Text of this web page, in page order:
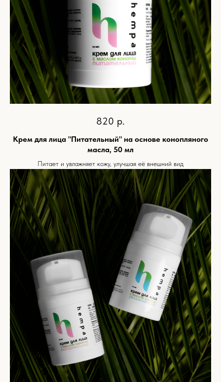
820 р.
Крем для лица "Питательный" на основе конопляного
масла, 50 мл
Питает и увлажняет кожу, улучшая её внешний вид